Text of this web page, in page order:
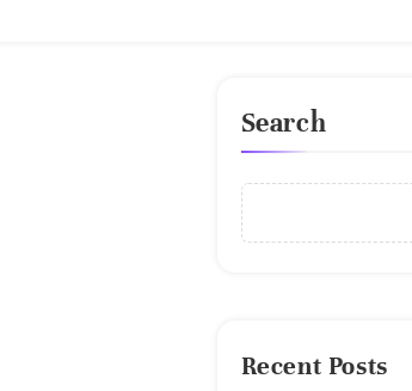
Search
Recent Posts